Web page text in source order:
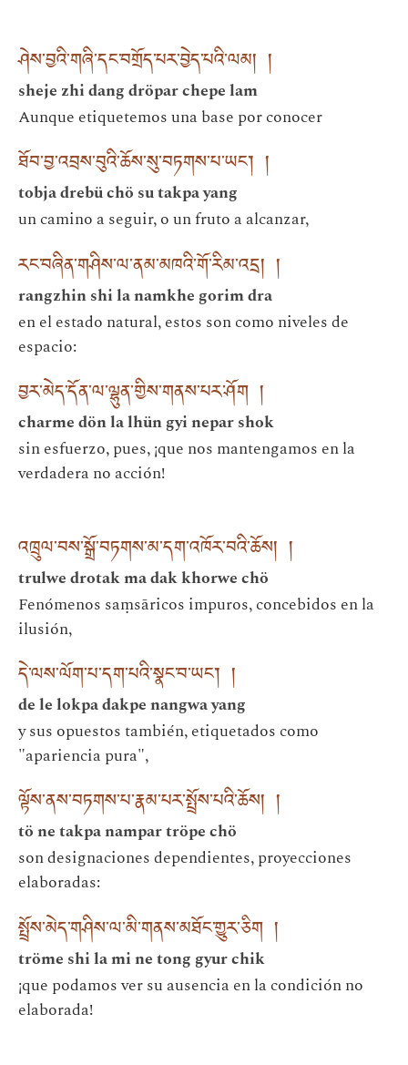
ཤེས་བྱའི་གཞི་དང་བགྲོད་པར་བྱེད་པའི་ལམ། །
sheje zhi dang dröpar chepe lam
Aunque etiquetemos una base por conocer
ཐོབ་བྱ་འབྲས་བུའི་ཆོས་སུ་བཏགས་པ་ཡང་། །
tobja drebü chö su takpa yang
un camino a seguir, o un fruto a alcanzar,
རང་བཞིན་གཤིས་ལ་ནམ་མཁའི་གོ་རིམ་འདྲ། །
rangzhin shi la namkhe gorim dra
en el estado natural, estos son como niveles de
espacio:
བྱར་མེད་དོན་ལ་ལྷུན་གྱིས་གནས་པར་ཤོག །
charme dön la lhün gyi nepar shok
sin esfuerzo, pues, ¡que nos mantengamos en la
verdadera no acción!
འཁྲུལ་བས་སྒྲོ་བཏགས་མ་དག་འཁོར་བའི་ཆོས། །
trulwe drotak ma dak khorwe chö
Fenómenos saṃsāricos impuros, concebidos en la
ilusión,
དེ་ལས་ལོག་པ་དག་པའི་སྣང་བ་ཡང་། །
de le lokpa dakpe nangwa yang
y sus opuestos también, etiquetados como
"apariencia pura",
ལྟོས་ནས་བཏགས་པ་རྣམ་པར་སྤྲོས་པའི་ཆོས། །
tö ne takpa nampar tröpe chö
son designaciones dependientes, proyecciones
elaboradas:
སྤྲོས་མེད་གཤིས་ལ་མི་གནས་མཐོང་གྱུར་ཅིག །
tröme shi la mi ne tong gyur chik
¡que podamos ver su ausencia en la condición no
elaborada!